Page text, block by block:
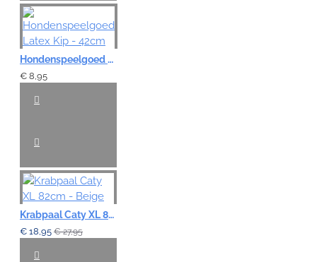
Hondenspeelgoed Latex Kip - 42cm
€ 8,95
Krabpaal Caty XL 82cm - Beige
€ 18,95 € 27,95